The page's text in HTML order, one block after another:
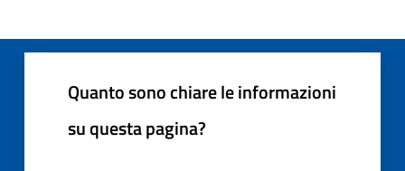
Quanto sono chiare le informazioni
su questa pagina?